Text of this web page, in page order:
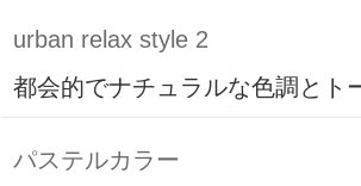
urban relax style 2
都会的でナチュラルな色調とト
パステルカラー